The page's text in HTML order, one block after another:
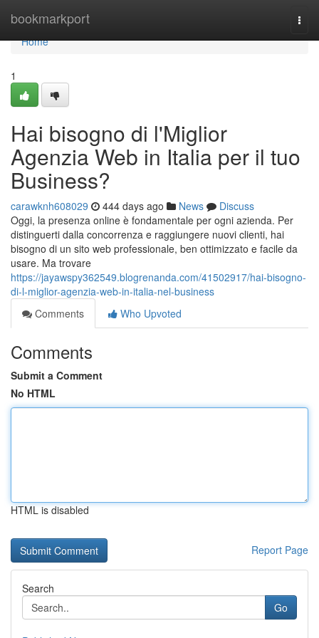
bookmarkport
Home
Home
1
Hai bisogno di l'Miglior
Agenzia Web in Italia per il tuo
Business?
carawknh608029 444 days ago News
Discuss
Oggi, la presenza online è fondamentale per ogni azienda. Per
distinguerti dalla concorrenza e raggiungere nuovi clienti, hai
bisogno di un sito web professionale, ben ottimizzato e facile da
usare. Ma trovare
https://jayawspy362549.blogrenanda.com/41502917/hai-bisogno-
di-l-miglior-agenzia-web-in-italia-nel-business
Comments
Who Upvoted
Comments
Submit a Comment
No HTML
HTML is disabled
Report Page
Search
Go